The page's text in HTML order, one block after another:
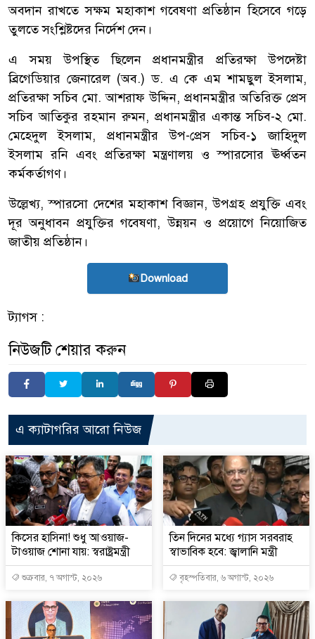
অবদান রাখতে সক্ষম মহাকাশ গবেষণা প্রতিষ্ঠান হিসেবে গড়ে
তুলতে সংশ্লিষ্টদের নির্দেশ দেন।
এ সময় উপস্থিত ছিলেন প্রধানমন্ত্রীর প্রতিরক্ষা উপদেষ্টা
ব্রিগেডিয়ার জেনারেল (অব.) ড. এ কে এম শামছুল ইসলাম,
প্রতিরক্ষা সচিব মো. আশরাফ উদ্দিন, প্রধানমন্ত্রীর অতিরিক্ত প্রেস
সচিব আতিকুর রহমান রুমন, প্রধানমন্ত্রীর একান্ত সচিব-২ মো.
মেহেদুল ইসলাম, প্রধানমন্ত্রীর উপ-প্রেস সচিব-১ জাহিদুল
ইসলাম রনি এবং প্রতিরক্ষা মন্ত্রণালয় ও স্পারসোর ঊর্ধ্বতন
কর্মকর্তাগণ।
উল্লেখ্য, স্পারসো দেশের মহাকাশ বিজ্ঞান, উপগ্রহ প্রযুক্তি এবং
দূর অনুধাবন প্রযুক্তির গবেষণা, উন্নয়ন ও প্রয়োগে নিয়োজিত
জাতীয় প্রতিষ্ঠান।
Download
ট্যাগস :
নিউজটি শেয়ার করুন
এ ক্যাটাগরির আরো নিউজ
কিসের হাসিনা! শুধু আওয়াজ-
টাওয়াজ শোনা যায়: স্বরাষ্ট্রমন্ত্রী
শুক্রবার, ৭ অগাস্ট, ২০২৬
তিন দিনের মধ্যে গ্যাস সরবরাহ
স্বাভাবিক হবে: জ্বালানি মন্ত্রী
বৃহস্পতিবার, ৬ অগাস্ট, ২০২৬